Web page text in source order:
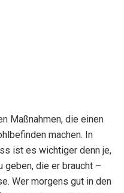
Maßnahmen, die einen
machen. In
ist es wichtiger denn je,
geben, die er braucht –
Wer morgens gut in den